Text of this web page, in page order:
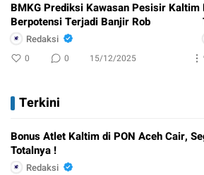
BMKG Prediksi Kawasan Pesisir Kaltim
Berpotensi Terjadi Banjir Rob
Redaksi
0 0 15/12/2025
Terkini
Bonus Atlet Kaltim di PON Aceh Cair,
Totalnya !
Redaksi